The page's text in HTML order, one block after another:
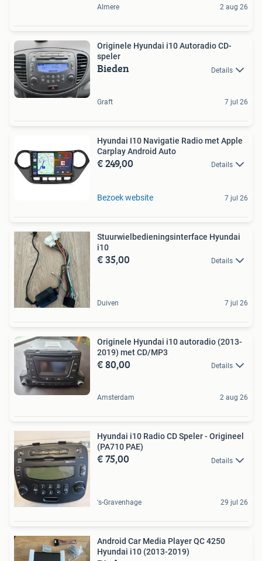
Almere 2 aug 26
Originele Hyundai i10 Autoradio CD-
speler
Bieden Details
Graft 7 jul 26
Hyundai I10 Navigatie Radio met Apple
Carplay Android Auto
€ 249,00 Details
Bezoek website 7 jul 26
Stuurwielbedieningsinterface Hyundai
i10
€ 35,00 Details
Duiven 7 jul 26
Originele Hyundai i10 autoradio (2013-
2019) met CD/MP3
€ 80,00 Details
Amsterdam 2 aug 26
Hyundai i10 Radio CD Speler - Origineel
(PA710 PAE)
€ 75,00 Details
's-Gravenhage 29 jul 26
Android Car Media Player QC 4250
Hyundai i10 (2013-2019)